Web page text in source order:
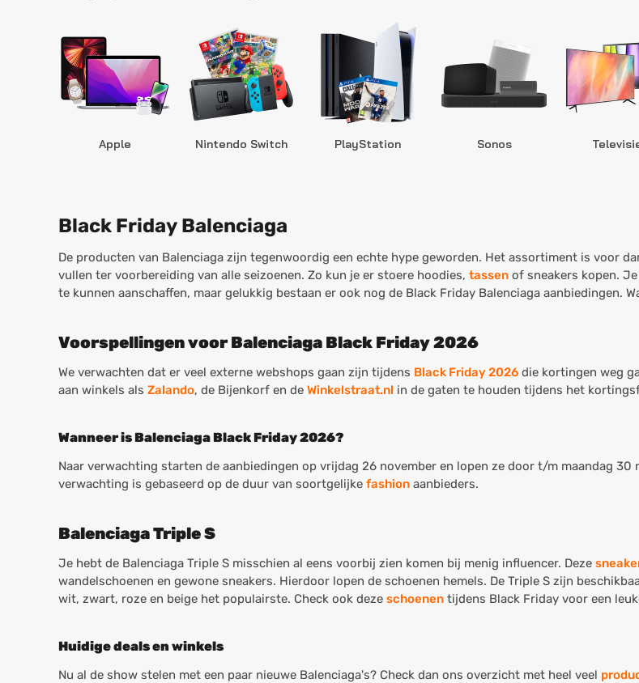
Apple Nintendo Switch PlayStation Sonos
Black Friday Balenciaga
De producten van Balenciaga zijn tegenwoordig een echte hype geworden. Het assortiment is voor
vullen ter voorbereiding van alle seizoenen. Zo kun je er stoere hoodies, tassen of sneakers kopen.
te kunnen aanschaffen, maar gelukkig bestaan er ook nog de Black Friday Balenciaga aanbiedingen.
Voorspellingen voor Balenciaga Black Friday 2026
We verwachten dat er veel externe webshops gaan zijn tijdens Black Friday 2026 die kortingen weg
aan winkels als Zalando, de Bijenkorf en de Winkelstraat.nl in de gaten te houden tijdens het
Wanneer is Balenciaga Black Friday 2026?
Naar verwachting starten de aanbiedingen op vrijdag 26 november en lopen ze door t/m maandag 30
verwachting is gebaseerd op de duur van soortgelijke fashion aanbieders.
Balenciaga Triple S
Je hebt de Balenciaga Triple S misschien al eens voorbij zien komen bij menig influencer. Deze
wandelschoenen en gewone sneakers. Hierdoor lopen de schoenen hemels. De Triple S zijn
wit, zwart, roze en beige het populairste. Check ook deze schoenen tijdens Black Friday voor een
Huidige deals en winkels
Nu al de show stelen met een paar nieuwe Balenciaga's? Check dan ons overzicht met heel veel